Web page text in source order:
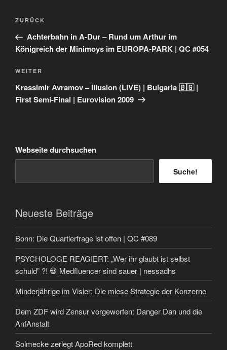
Beitragsnavigation
Vorheriger
Beitrag
ZURÜCK
Achterbahn in A-Dur – Rund um Arthur im
Königreich der Minimoys im EUROPA-PARK | QC #054
Nächster
Beitrag
WEITER
Krassimir Avramov – Illusion (LIVE) | Bulgaria 🇧🇬 |
First Semi-Final | Eurovision 2009
Webseite durchsuchen
Suche!
Neueste Beiträge
Bonn: Die Quartierfrage ist offen | QC #089
PSYCHOLOGE REAGIERT: „Wer ihr glaubt ist selbst
schuld” ?! 💀 Medfluencer sind sauer | nessadhs
Minderjährige im Visier: Die miese Strategie der Konzerne
Dem ZDF wird Zensur vorgeworfen: Danger Dan und die
AnfAnstalt
Solmecke zerlegt ApoRed komplett